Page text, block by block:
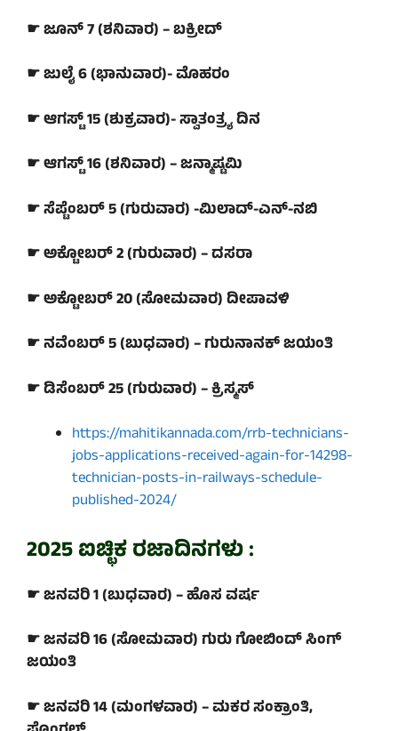
☛ ಜೂನ್ 7 (ಶನಿವಾರ) – ಬಕ್ರೀದ್
☛ ಜುಲೈ 6 (ಭಾನುವಾರ)- ಮೊಹರಂ
☛ ಆಗಸ್ಟ್ 15 (ಶುಕ್ರವಾರ)- ಸ್ವಾತಂತ್ರ್ಯ ದಿನ
☛ ಆಗಸ್ಟ್ 16 (ಶನಿವಾರ) – ಜನ್ಮಾಷ್ಟಮಿ
☛ ಸೆಪ್ಟೆಂಬರ್ 5 (ಗುರುವಾರ) -ಮಿಲಾದ್-ಎನ್-ನಬಿ
☛ ಅಕ್ಟೋಬರ್ 2 (ಗುರುವಾರ) – ದಸರಾ
☛ ಅಕ್ಟೋಬರ್ 20 (ಸೋಮವಾರ) ದೀಪಾವಳಿ
☛ ನವೆಂಬರ್ 5 (ಬುಧವಾರ) – ಗುರುನಾನಕ್ ಜಯಂತಿ
☛ ಡಿಸೆಂಬರ್ 25 (ಗುರುವಾರ) – ಕ್ರಿಸ್ಮಸ್
https://mahitikannada.com/rrb-technicians-
jobs-applications-received-again-for-14298-
technician-posts-in-railways-schedule-
published-2024/
2025 ಐಚ್ಛಿಕ ರಜಾದಿನಗಳು :
☛ ಜನವರಿ 1 (ಬುಧವಾರ) – ಹೊಸ ವರ್ಷ
☛ ಜನವರಿ 16 (ಸೋಮವಾರ) ಗುರು ಗೋಬಿಂದ್ ಸಿಂಗ್
ಜಯಂತಿ
☛ ಜನವರಿ 14 (ಮಂಗಳವಾರ) – ಮಕರ ಸಂಕ್ರಾಂತಿ,